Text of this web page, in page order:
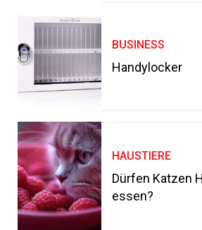
BUSINESS
Handylocker
HAUSTIERE
Dürfen Katzen
essen?